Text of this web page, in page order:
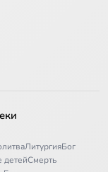
ЛитургияБог
детейСмерть